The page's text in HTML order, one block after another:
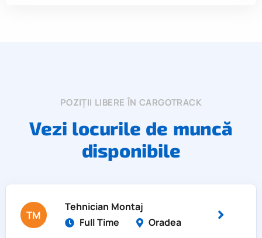
POZIȚII LIBERE ÎN CARGOTRACK
Vezi locurile de muncă
disponibile
TM
Tehnician Montaj
Full Time
Oradea